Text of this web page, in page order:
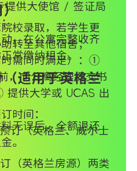
提供大使馆 / 签证局
，在公寓完整收齐
常缴纳租金。
）
校录取，若学生更
转至其他宿舍；
时需同时满足）：①
，向公寓经理提交书
供大学或 UCAS 出
无误后，全额退还
。
适用于英格兰
时间：
订（英格兰、威尔士
（英格兰房源）两类